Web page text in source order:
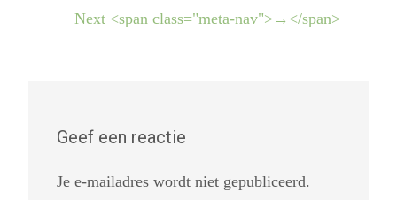
Next <span class="meta-nav">→</span>
Geef een reactie
Je e-mailadres wordt niet gepubliceerd.